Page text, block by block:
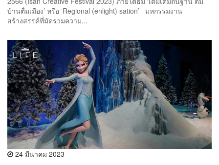
บ้านตื่มเมือง’ หรือ ‘Regional (enlight) sation’ มหกรรมงาน
สร้างสรรค์ที่มัดรวมความ...
24 มีนาคม 2023